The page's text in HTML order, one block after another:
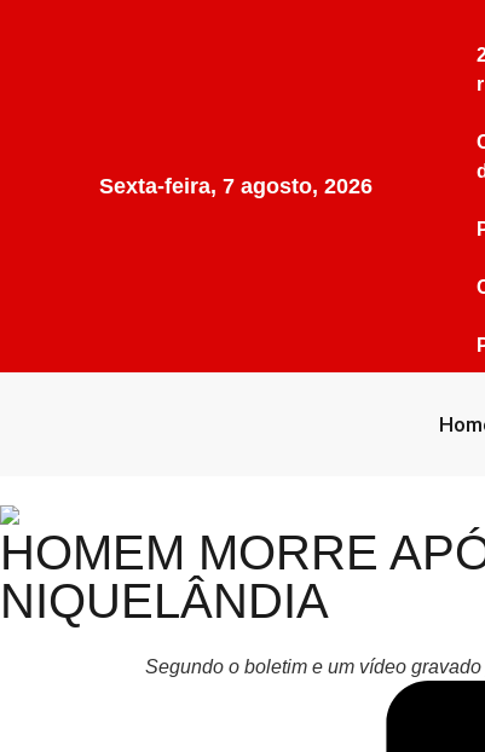
Sexta-feira, 7 agosto, 2026
HOMEM MORRE
NIQUELÂNDIA
Segundo o boletim e um vídeo